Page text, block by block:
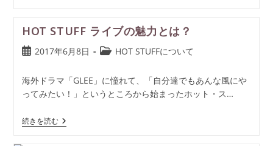
HOT STUFF ライブの魅力とは？
2017年6月8日 HOT STUFFについて
海外ドラマ「GLEE」に憧れて、「自分達でもあんな風にや
ってみたい！」というところから始まったホット・ス…
続きを読む